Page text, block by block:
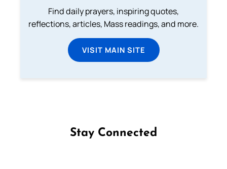
Find daily prayers, inspiring quotes,
reflections, articles, Mass readings, and more.
VISIT MAIN SITE
Stay Connected